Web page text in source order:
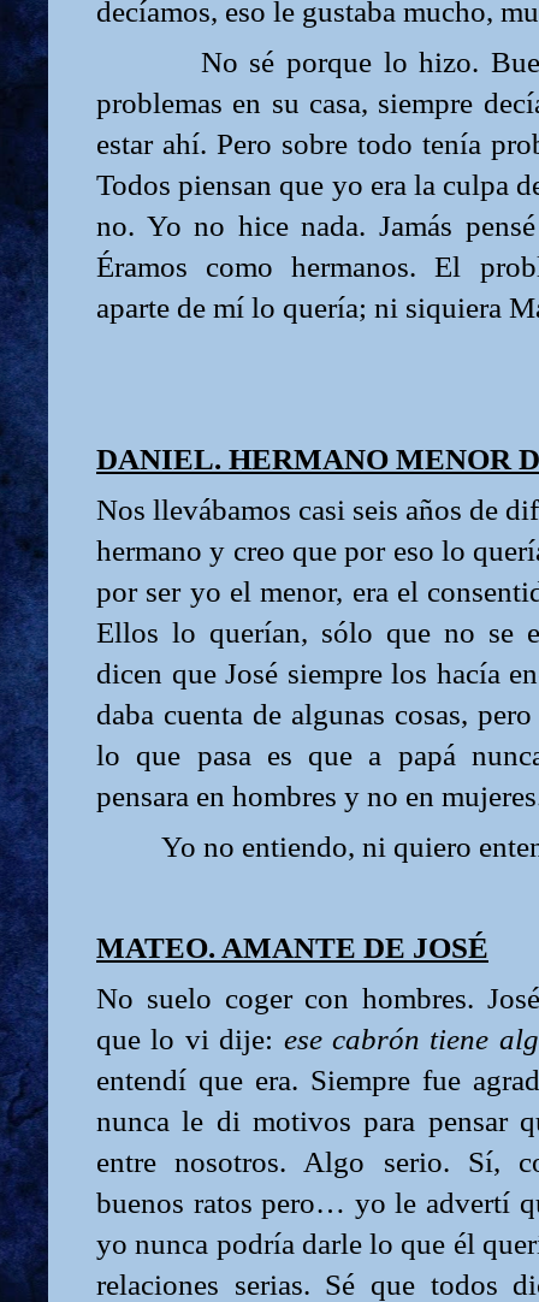
decíamos, eso le gustaba mucho,
No sé porque lo hizo.
problemas en su casa, siempre
estar ahí. Pero sobre todo tenía
Todos piensan que yo era la culpa
no. Yo no hice nada. Jamás
Éramos como hermanos. El
aparte de mí lo quería; ni siquiera
DANIEL. HERMANO MENOR
Nos llevábamos casi seis años de
hermano y creo que por eso lo
por ser yo el menor, era el
Ellos lo querían, sólo que no se
dicen que José siempre los hacía
daba cuenta de algunas cosas,
lo que pasa es que a papá
pensara en hombres y no en
Yo no entiendo, ni quiero
MATEO. AMANTE DE JOSÉ
No suelo coger con hombres.
que lo vi dije: ese cabrón tiene
entendí que era. Siempre fue
nunca le di motivos para pensar
entre nosotros. Algo serio. Sí,
buenos ratos pero… yo le advertí
yo nunca podría darle lo que él
relaciones serias. Sé que todos